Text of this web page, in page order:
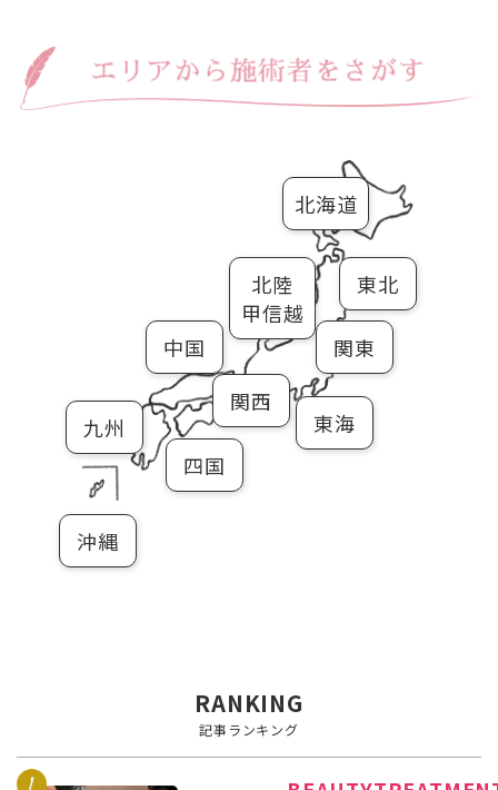
北海道
東北
北陸
甲信越
関東
東海
関西
中国
四国
九州
沖縄
RANKING
記事ランキング